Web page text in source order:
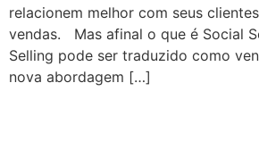
relacionem melhor com seus
vendas. Mas afinal o que é Social
Selling pode ser traduzido como
nova abordagem […]